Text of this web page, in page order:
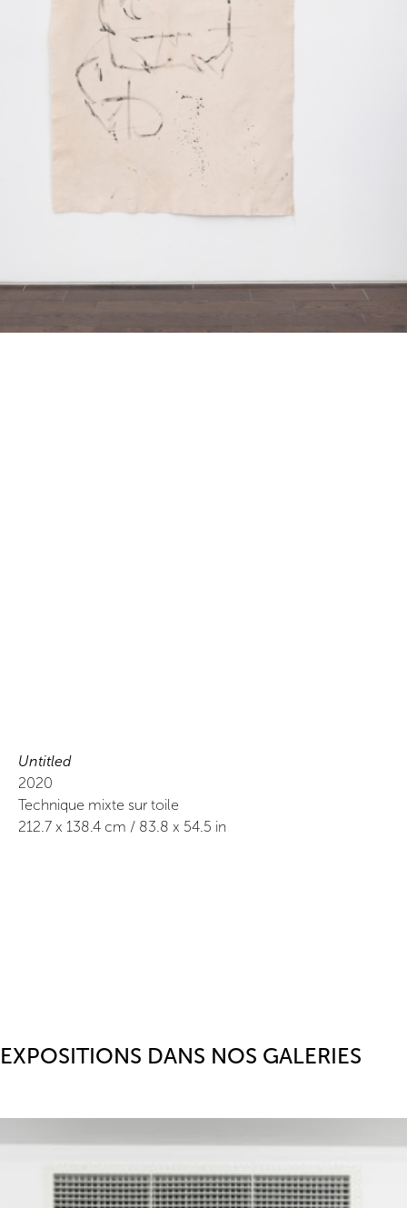
Untitled
2020
Technique mixte sur toile
212.7 x 138.4 cm / 83.8 x 54.5 in
EXPOSITIONS DANS NOS GALERIES